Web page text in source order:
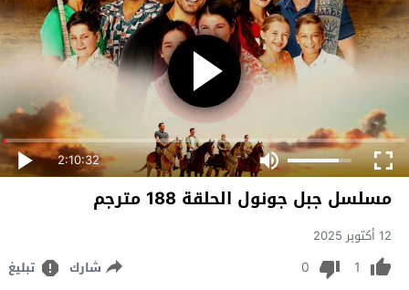
2:10:32
مسلسل جبل جونول الحلقة 188 مترجم
12 أكتوبر 2025
1
0 شارك تبليغ